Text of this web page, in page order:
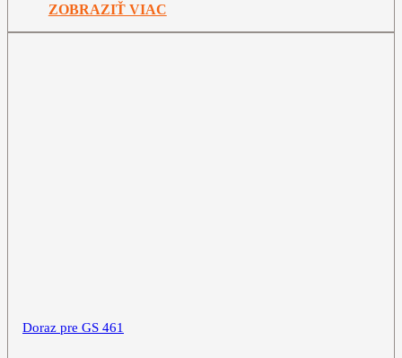
ZOBRAZIŤ VIAC
Doraz pre GS 461